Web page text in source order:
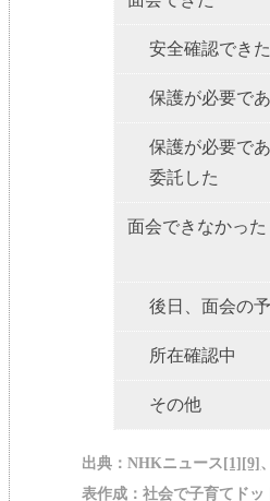
安全確認できた
保護が必要で
保護が必要で
委託した
面会できなかった
後日、面会の
所在確認中
その他
出典：NHKニュース [1] [9] 、
表作成：社会で子育てドッ